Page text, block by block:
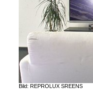
Bild: REPROLUX SREENS